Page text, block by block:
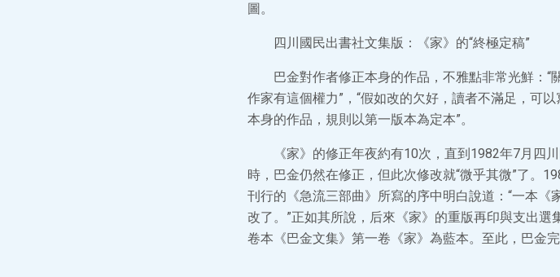
圖。
四川國民出書社文集版：《家》的“終極定稿”
巴金對作者修正本身的作品，不雅點非常光鮮：
作家有這個權力”，“假如改的欠好，讀者不滿足，可
本身的作品，規則以第一版本為定本”。
《家》的修正年夜約有10次，直到1982年7月四
時，巴金仍然在修正，但此次修改就“微乎其微”了。
刊行的《急流三部曲》所寫的序中明白說道：“一本
改了。”正如其所說，后來《家》的重版再印與支出
卷本《巴金文集》第一卷《家》為藍本。至此，巴金